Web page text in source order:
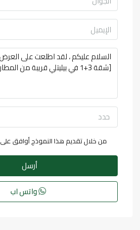
حدد
من خلال تقديم هذا النموذج أوافق على
أرسل
واتس اب